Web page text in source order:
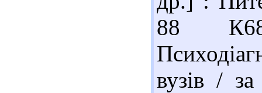
88
вузів /